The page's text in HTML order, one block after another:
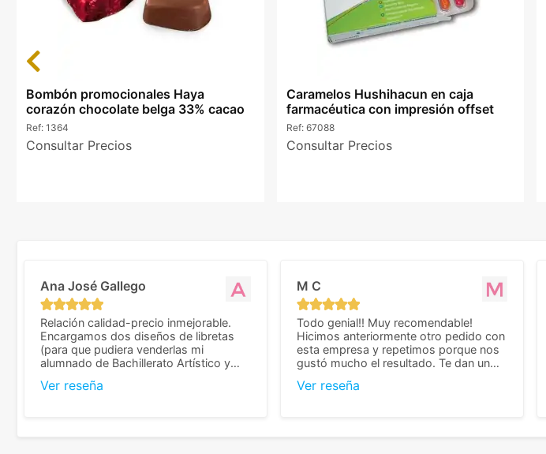
Bombón promocionales Haya
corazón chocolate belga 33% cacao
Ref: 1364
Consultar Precios
Caramelos Hushihacun en caja
farmacéutica con impresión offset
Ref: 67088
Consultar Precios
Previous
Ana José Gallego
Relación calidad-precio inmejorable.
Encargamos dos diseños de libretas
(para que pudiera venderlas mi
alumnado de Bachillerato Artístico y
mejor presupuesto con diferencia, con
Ver reseña
M C
Todo genial!! Muy recomendable!
Hicimos anteriormente otro pedido con
esta empresa y repetimos porque nos
gustó mucho el resultado. Te dan un
que valoramos mucho cuando se trata
Ver reseña